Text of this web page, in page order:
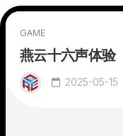
GAME
燕云十六声体验
2025-05-15